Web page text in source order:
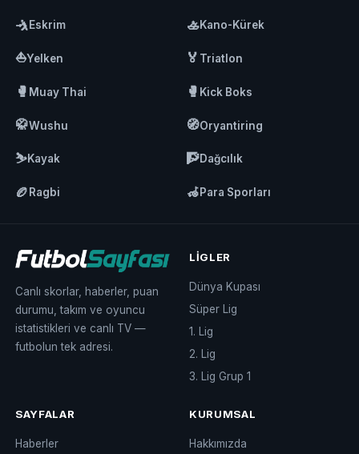
🤺Eskrim 🚣Kano-Kürek
⛵Yelken 🏅 Triatlon
🥊 Muay Thai 🥊 Kick Boks
🥋Wushu 🧭Oryantiring
⛷️Kayak 🧗Dağcılık
🏉 Ragbi 🦽Para Sporları
Canlı skorlar, haberler, puan
durumu, takım ve oyuncu
istatistikleri ve canlı TV —
futbolun tek adresi.
LIGLER
Dünya Kupası
Süper Lig
1. Lig
2. Lig
3. Lig Grup 1
SAYFALAR
Haberler
KURUMSAL
Hakkımızda